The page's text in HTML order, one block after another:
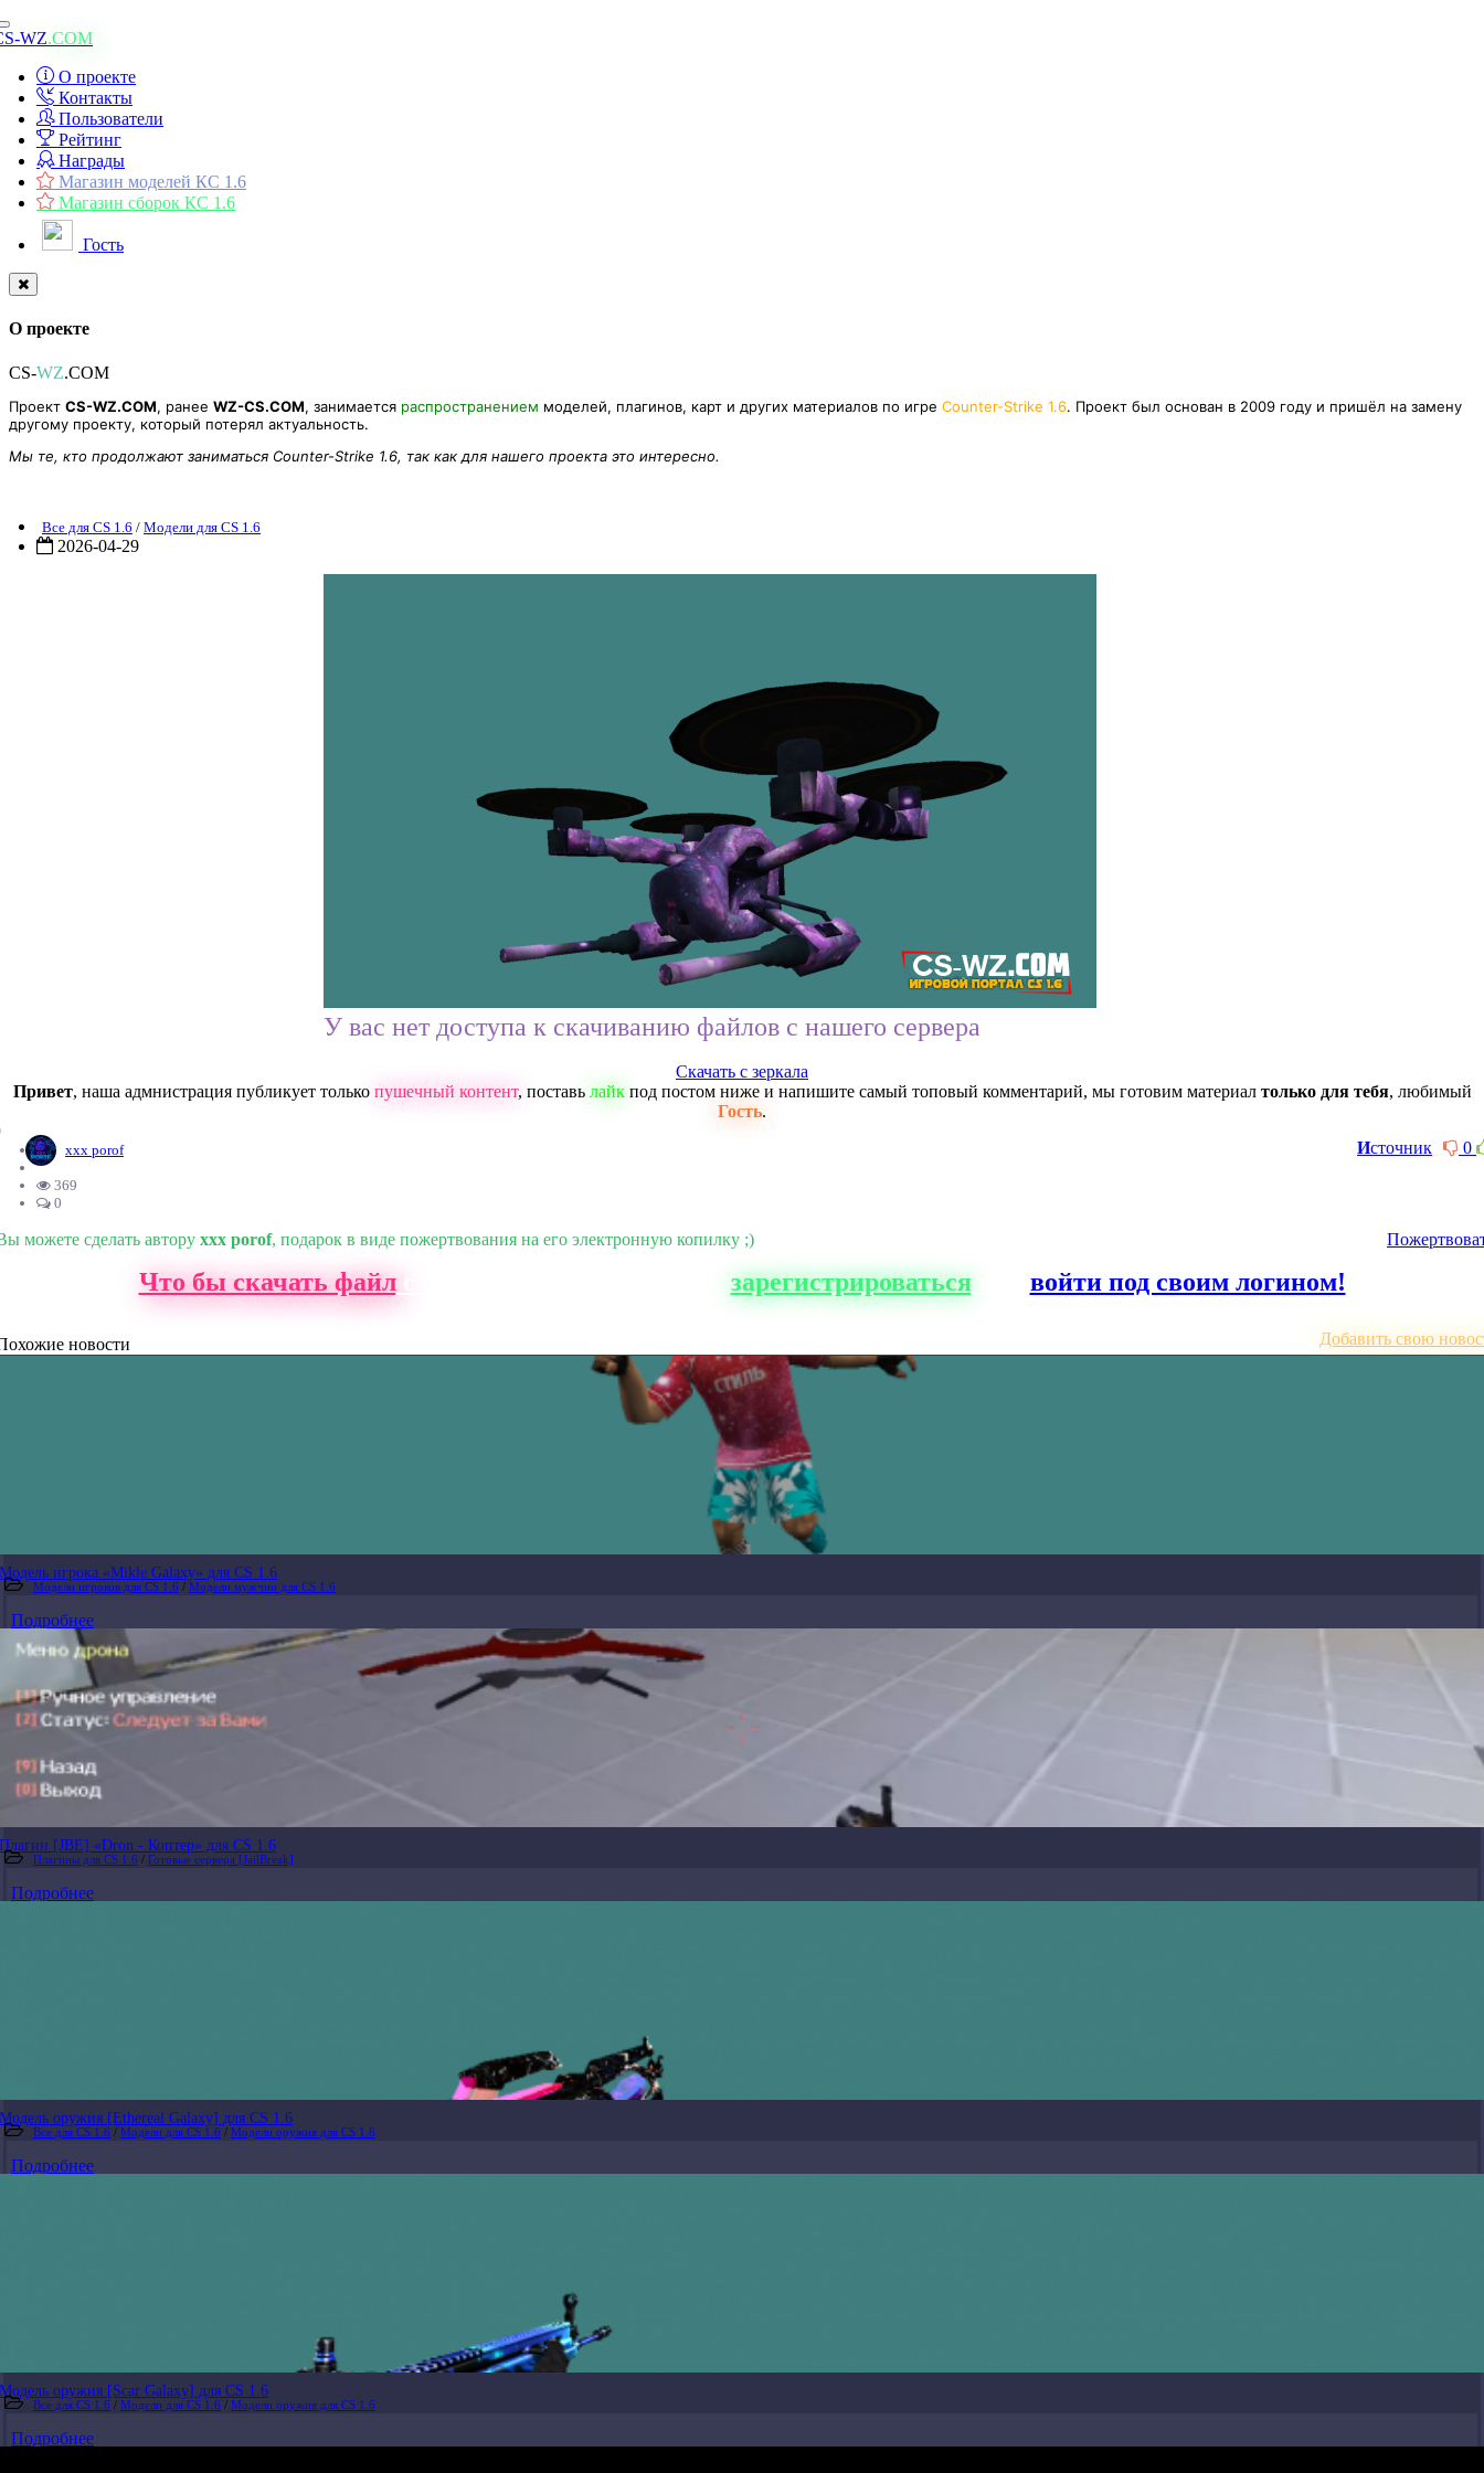
Toggle
navigation
WZ.COM
О проекте
Контакты
Пользователи
Рейтинг
Награды
Магазин моделей КС 1.6
Магазин сборок КС 1.6
Гость
О проекте
CS-WZ.COM
Проект CS-WZ.COM, ранее WZ-CS.COM, занимается распространением моделей, плагинов, карт и других материалов по игре Counter-Strike 1.6. Проект был основан в 2009 году и пришёл на замену
другому проекту, который потерял актуальность.
Мы те, кто продолжают заниматься Counter-Strike 1.6, так как для нашего проекта это интересно.
Все для CS 1.6 / Модели для CS 1.6
2026-04-29
У вас нет доступа к скачиванию файлов с нашего сервера
Скачать с зеркала
Привет, наша адмнистрация публикует только пушечный контент, поставь лайкпод постом ниже и напишите самый топовый комментарий, мы готовим материал только для тебя, любимый
Гость.
0
Источник
xxx porof
369
0
можете сделать автору xxx porof, подарок в виде пожертвования на его электронную копилку ;)
Что бы скачать файлс нашего сайта, вам нужно зарегистрироватьсяили войти под своим логином!
новости Добавить свою
Модель игрока «Mikle Galaxy» для CS 1.6
Модели игроков для CS 1.6 / Модели мужчин для CS 1.6
Подробнее
Плагин [JBE] «Dron - Коптер» для CS 1.6
Плагины для CS 1.6 / Готовые сервера [JailBreak]
Подробнее
Модель оружия [Ethereal Galaxy] для CS 1.6
Все для CS 1.6 / Модели для CS 1.6 / Модели оружия для CS 1.6
Подробнее
Модель оружия [Scar Galaxy] для CS 1.6
Все для CS 1.6 / Модели для CS 1.6 / Модели оружия для CS 1.6
Подробнее